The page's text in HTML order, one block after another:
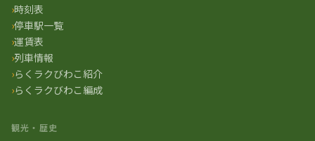
時刻表
停車駅一覧
運賃表
列車情報
らくラクびわこ紹介
らくラクびわこ編成
観光・歴史